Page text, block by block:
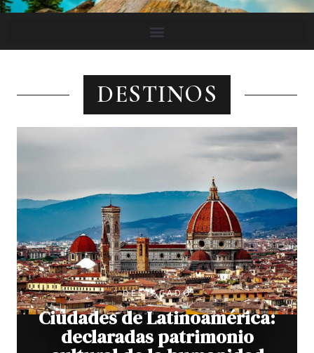
DESTINOS
DESTACADO
Ciudades de Latinoamérica:
declaradas patrimonio